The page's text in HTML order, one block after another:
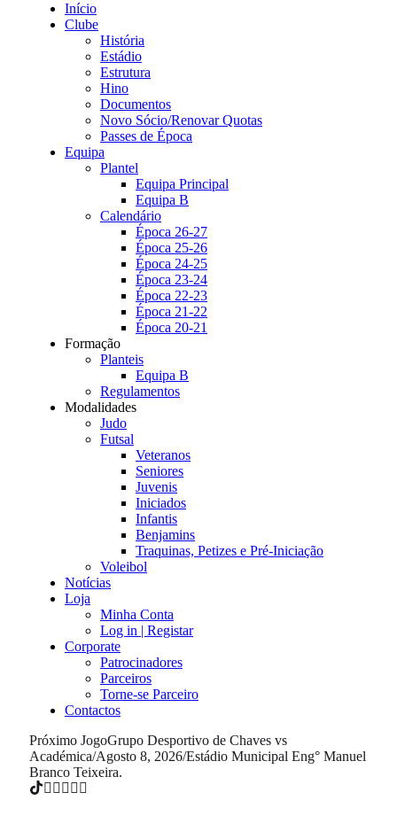
Início
Clube
História
Estádio
Estrutura
Hino
Documentos
Novo Sócio/Renovar Quotas
Passes de Época
Equipa
Plantel
Equipa Principal
Equipa B
Calendário
Época 26-27
Época 25-26
Época 24-25
Época 23-24
Época 22-23
Época 21-22
Época 20-21
Formação
Planteis
Equipa B
Regulamentos
Modalidades
Judo
Futsal
Veteranos
Seniores
Juvenis
Iniciados
Infantis
Benjamins
Traquinas, Petizes e Pré-Iniciação
Voleibol
Notícias
Loja
Minha Conta
Log in | Registar
Corporate
Patrocinadores
Parceiros
Torne-se Parceiro
Contactos
Próximo JogoGrupo Desportivo de Chaves vs
Académica/Agosto 8, 2026/Estádio Municipal Eng° Manuel
Branco Teixeira.